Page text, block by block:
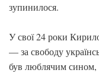
зупинилося.
У свої 24 роки
— за свободу
був люблячим сином,